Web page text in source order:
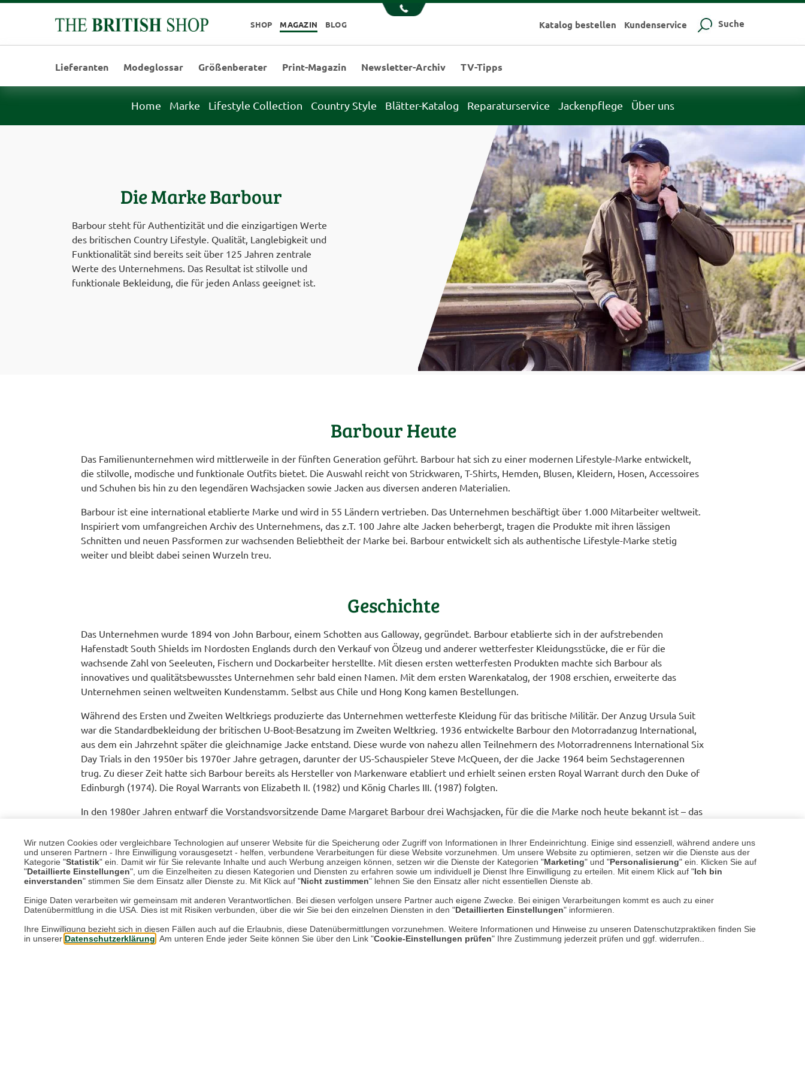
Wir nutzen Cookies oder vergleichbare Technologien auf unserer Website für die Speicherung oder Zugriff von Informationen in Ihrer Endeinrichtung. Einige sind essenziell, während andere uns
und unseren Partnern - Ihre Einwilligung vorausgesetzt - helfen, verbundene Verarbeitungen für diese Website vorzunehmen. Um unsere Website zu optimieren, setzen wir die Dienste aus der
Kategorie "Statistik" ein. Damit wir für Sie relevante Inhalte und auch Werbung anzeigen können, setzen wir die Dienste der Kategorien "Marketing" und "Personalisierung" ein. Klicken Sie auf
"Detaillierte Einstellungen", um die Einzelheiten zu diesen Kategorien und Diensten zu erfahren sowie um individuell je Dienst Ihre Einwilligung zu erteilen. Mit einem Klick auf "Ich bin
einverstanden" stimmen Sie dem Einsatz aller Dienste zu. Mit Klick auf "Nicht zustimmen" lehnen Sie den Einsatz aller nicht essentiellen Dienste ab.
Einige Daten verarbeiten wir gemeinsam mit anderen Verantwortlichen. Bei diesen verfolgen unsere Partner auch eigene Zwecke. Bei einigen Verarbeitungen kommt es auch zu einer
Datenübermittlung in die USA. Dies ist mit Risiken verbunden, über die wir Sie bei den einzelnen Diensten in den "Detaillierten Einstellungen" informieren.
Ihre Einwilligung bezieht sich in diesen Fällen auch auf die Erlaubnis, diese Datenübermittlungen vorzunehmen. Weitere Informationen und Hinweise zu unseren Datenschutzpraktiken finden Sie
in unserer Datenschutzerklärung . Am unteren Ende jeder Seite können Sie über den Link "Cookie-Einstellungen prüfen" Ihre Zustimmung jederzeit prüfen und ggf. widerrufen..
SHOP MAGAZIN BLOG Katalog bestellen Kundenservice Suche
Lieferanten Modeglossar Größenberater Print-Magazin Newsletter-Archiv TV-Tipps
Home Marke Lifestyle Collection Country Style Blätter-Katalog Reparaturservice Jackenpflege Über uns
Die Marke Barbour
Barbour steht für Authentizität und die einzigartigen Werte
des britischen Country Lifestyle. Qualität, Langlebigkeit und
Funktionalität sind bereits seit über 125 Jahren zentrale
Werte des Unternehmens. Das Resultat ist stilvolle und
funktionale Bekleidung, die für jeden Anlass geeignet ist.
Barbour Heute
Das Familienunternehmen wird mittlerweile in der fünften Generation geführt. Barbour hat sich zu einer modernen Lifestyle-Marke entwickelt,
die stilvolle, modische und funktionale Outfits bietet. Die Auswahl reicht von Strickwaren, T-Shirts, Hemden, Blusen, Kleidern, Hosen, Accessoires
und Schuhen bis hin zu den legendären Wachsjacken sowie Jacken aus diversen anderen Materialien.
Barbour ist eine international etablierte Marke und wird in 55 Ländern vertrieben. Das Unternehmen beschäftigt über 1.000 Mitarbeiter weltweit.
Inspiriert vom umfangreichen Archiv des Unternehmens, das z.T. 100 Jahre alte Jacken beherbergt, tragen die Produkte mit ihren lässigen
Schnitten und neuen Passformen zur wachsenden Beliebtheit der Marke bei. Barbour entwickelt sich als authentische Lifestyle-Marke stetig
weiter und bleibt dabei seinen Wurzeln treu.
Geschichte
Das Unternehmen wurde 1894 von John Barbour, einem Schotten aus Galloway, gegründet. Barbour etablierte sich in der aufstrebenden
Hafenstadt South Shields im Nordosten Englands durch den Verkauf von Ölzeug und anderer wetterfester Kleidungsstücke, die er für die
wachsende Zahl von Seeleuten, Fischern und Dockarbeiter herstellte. Mit diesen ersten wetterfesten Produkten machte sich Barbour als
innovatives und qualitätsbewusstes Unternehmen sehr bald einen Namen. Mit dem ersten Warenkatalog, der 1908 erschien, erweiterte das
Unternehmen seinen weltweiten Kundenstamm. Selbst aus Chile und Hong Kong kamen Bestellungen.
Während des Ersten und Zweiten Weltkriegs produzierte das Unternehmen wetterfeste Kleidung für das britische Militär. Der Anzug Ursula Suit
war die Standardbekleidung der britischen U-Boot-Besatzung im Zweiten Weltkrieg. 1936 entwickelte Barbour den Motorradanzug International,
aus dem ein Jahrzehnt später die gleichnamige Jacke entstand. Diese wurde von nahezu allen Teilnehmern des Motorradrennens International Six
Day Trials in den 1950er bis 1970er Jahre getragen, darunter der US-Schauspieler Steve McQueen, der die Jacke 1964 beim Sechstagerennen
trug. Zu dieser Zeit hatte sich Barbour bereits als Hersteller von Markenware etabliert und erhielt seinen ersten Royal Warrant durch den Duke of
Edinburgh (1974). Die Royal Warrants von Elizabeth II. (1982) und König Charles III. (1987) folgten.
In den 1980er Jahren entwarf die Vorstandsvorsitzende Dame Margaret Barbour drei Wachsjacken, für die die Marke noch heute bekannt ist – das
Freizeitmode. Als Barbour-Ikonen sind sie noch heute Bestseller und werden noch immer in der firmeneigenen Produktionsstätte in England
produziert, in der 120 Mitarbeiter beschäftigt sind.
Barbours einzigartiger Kundenservice
Die Jacken aus gewachster Baumwolle können jederzeit an Barbours Kundenservice zur Reparatur, Änderung und zum Nachwachsen gesendet
werden. Weltweit werden jährlich rund 100.000 Jacken durch den Barbour-Kundenservice repariert, nachgewachst oder geändert.